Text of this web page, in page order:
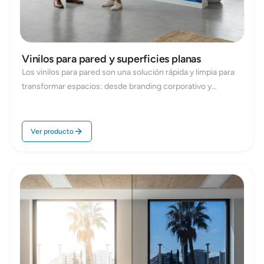
Vinilos para pared y superficies planas
Los vinilos para pared son una solución rápida y limpia para
transformar espacios: desde branding corporativo y
adhesivos de gran formato para paredes y superficies
planas, con opciones de adhesivo removible o permanente,
Ver producto